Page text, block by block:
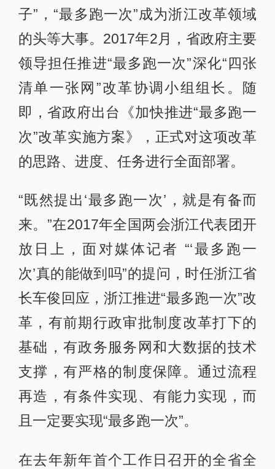
子”，“最多跑一次”成为浙江改革领域
的头等大事。2017年2月，省政府主要
领导担任推进“最多跑一次”深化“四张
清单一张网”改革协调小组组长。随
即，省政府出台《加快推进“最多跑一
次”改革实施方案》，正式对这项改革
的思路、进度、任务进行全面部署。
“既然提出‘最多跑一次’，就是有备而
来。”在2017年全国两会浙江代表团开
放日上，面对媒体记者 “‘最多跑一
次’真的能做到吗”的提问，时任浙江省
长车俊回应，浙江推进“最多跑一次”改
革，有前期行政审批制度改革打下的
基础，有政务服务网和大数据的技术
支撑，有严格的制度保障。通过流程
再造，有条件实现、有能力实现，而
且一定要实现“最多跑一次”。
在去年新年首个工作日召开的全省全